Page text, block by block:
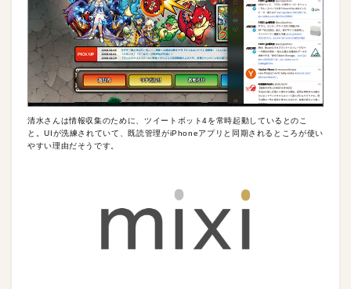
清水さんは情報収集のために、ツイートボット4を常時起動しているとのこ
と。UIが洗練されていて、既読管理がiPhoneアプリと同期されるところが使い
やすい理由だそうです。